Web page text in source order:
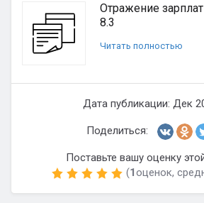
Отражение
8.3
Читать полностью
Дата публикации: Дек
Поделиться:
Поставьте вашу оценку
(1оценок,